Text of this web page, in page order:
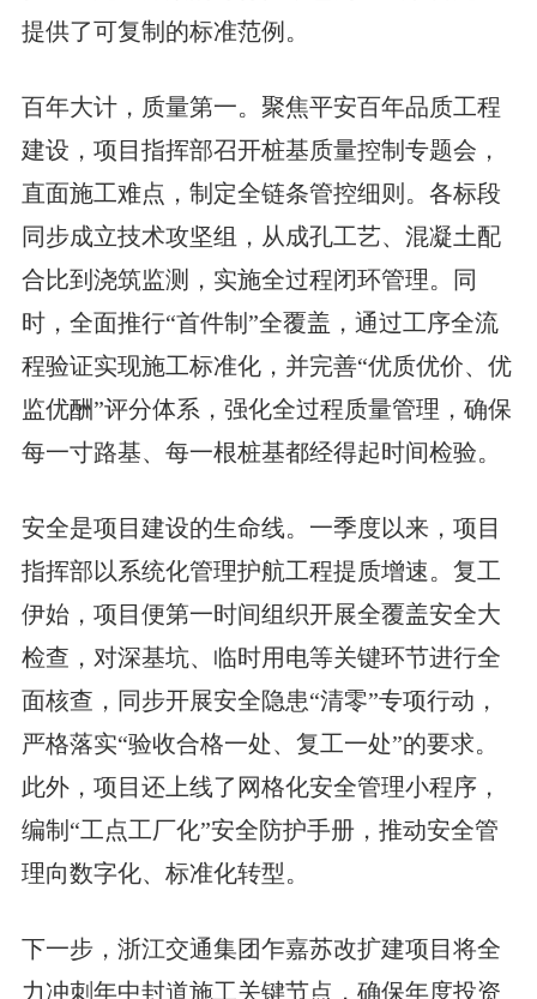
提供了可复制的标准范例。
百年大计，质量第一。聚焦平安百年品质工程
建设，项目指挥部召开桩基质量控制专题会，
直面施工难点，制定全链条管控细则。各标段
同步成立技术攻坚组，从成孔工艺、混凝土配
合比到浇筑监测，实施全过程闭环管理。同
时，全面推行“首件制”全覆盖，通过工序全流
程验证实现施工标准化，并完善“优质优价、优
监优酬”评分体系，强化全过程质量管理，确保
每一寸路基、每一根桩基都经得起时间检验。
安全是项目建设的生命线。一季度以来，项目
指挥部以系统化管理护航工程提质增速。复工
伊始，项目便第一时间组织开展全覆盖安全大
检查，对深基坑、临时用电等关键环节进行全
面核查，同步开展安全隐患“清零”专项行动，
严格落实“验收合格一处、复工一处”的要求。
此外，项目还上线了网格化安全管理小程序，
编制“工点工厂化”安全防护手册，推动安全管
理向数字化、标准化转型。
下一步，浙江交通集团乍嘉苏改扩建项目将全
力冲刺年中封道施工关键节点，确保年度投资